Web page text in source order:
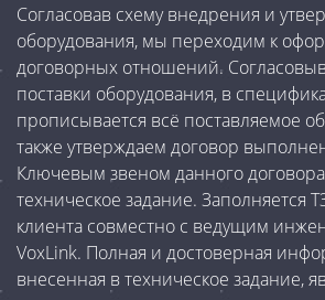
Согласовав схему внедрения и
оборудования, мы переходим к
договорных отношений.
поставки оборудования, в
прописывается всё поставляемое
также утверждаем договор
Ключевым звеном данного договора
техническое задание. Заполняется
клиента совместно с ведущим
VoxLink. Полная и достоверная
внесенная в техническое задание,